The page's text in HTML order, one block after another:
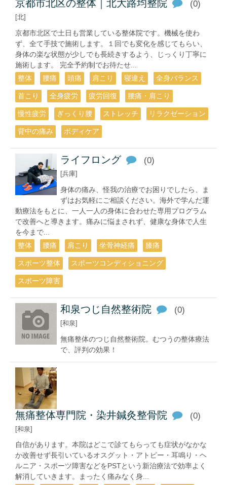
京都市北区の整体｜北大路均整院 (0)
[北]
京都市北区で土日も営業している整体院です。機械を使わ
ず、全て手技で施術します。１回でも変化を感じてもらい、
身体の楽な状態が少しでも長続きするよう、じっくり丁寧に
施術します。 完全予約制でお待たせ...
整体
腰痛 頭痛 肩こり 寝違え 全身バランス
首こり 全身疲労 疲労回復 腰痛・肩こり
慢性疲労 ぎっくり腰 ストレッチ リラクゼーション
背中の痛み ボディケア
ライフロング (0)
[兵庫]
身体の痛み、怪我の治療でお困りでしたら、ま
ずはお気軽にご相談ください。海外で学んだ運
動療法をもとに、一人一人の身体に合わせた専用プログラム
で改善へと導きます。痛みに悩まされず、健康な身体で人生
を今まで...
整体
腰痛 肩こり 坐骨神経痛 膝痛
スポーツ整体 スポーツコンディショニング
スポーツ障害
和泉つじ自然整術院 (0)
[和泉]
無痛整体のつじ自然整術院。むつうの整体療法
で、評判の効果！
無痛整体専門院・染井鍼灸整骨院 (0)
[和泉]
自信があります。本院はどこで診てもらっても症状がなかな
か改善せず長引いているオスグット・アトピー・耳鳴り・ヘ
ルニア・スポーツ障害などをPSTという新治療法で効率よく
解消していきます。まったく痛みなく身...